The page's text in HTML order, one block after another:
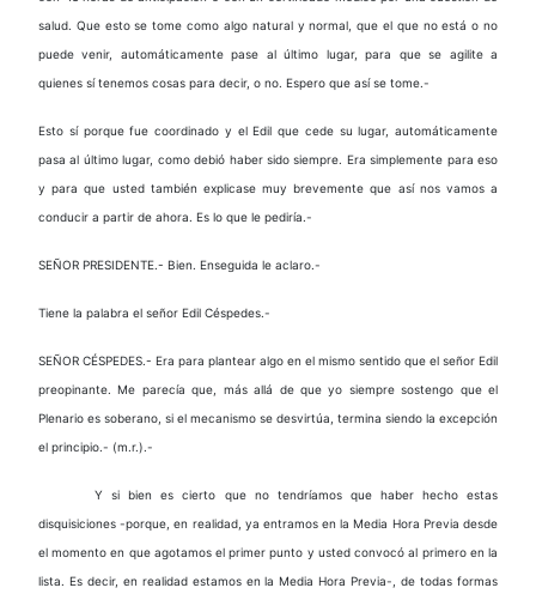
salud. Que esto se tome como algo natural y normal, que el que no está o no
puede venir, automáticamente pase al último lugar, para que se agilite a
quienes sí tenemos cosas para decir, o no. Espero que así se tome.-
Esto sí porque fue coordinado y el Edil que cede su lugar, automáticamente
pasa al último lugar, como debió haber sido siempre. Era simplemente para eso
y para que usted también explicase muy brevemente que así nos vamos a
conducir a partir de ahora. Es lo que le pediría.-
SEÑOR PRESIDENTE.- Bien. Enseguida le aclaro.-
Tiene la palabra el señor Edil Céspedes.-
SEÑOR CÉSPEDES.- Era para plantear algo en el mismo sentido que el señor Edil
preopinante. Me parecía que, más allá de que yo siempre sostengo que el
Plenario es soberano, si el mecanismo se desvirtúa, termina siendo la excepción
el principio.- (m.r.).-
Y si bien es cierto que no tendríamos que haber hecho estas
disquisiciones -porque, en realidad, ya entramos en la Media Hora Previa desde
el momento en que agotamos el primer punto y usted convocó al primero en la
lista. Es decir, en realidad estamos en la Media Hora Previa-, de todas formas